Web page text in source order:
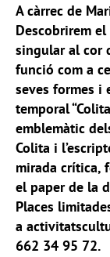
A càrrec de
Descobrirem
singular al cor
funció com a
seves formes i
temporal
emblemàtic
Colita i
mirada crítica,
el paper de la
Places
a
662 34 95 72.